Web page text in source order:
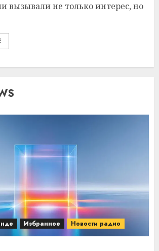
вызывали не только интерес, но
Избранное Новости радио